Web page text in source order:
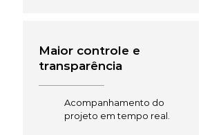
Maior controle e
transparência
Acompanhamento do
projeto em tempo real.